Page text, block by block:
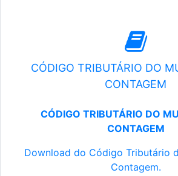
CÓDIGO TRIBUTÁRIO DO
CONTAGEM
CÓDIGO TRIBUTÁRIO DO
CONTAGEM
Download do Código Tributário
Contagem.